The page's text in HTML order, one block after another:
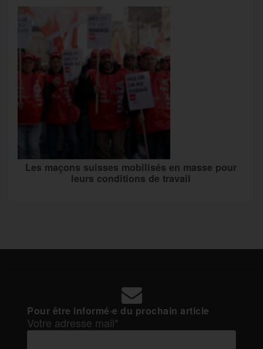
Les maçons suisses mobilisés en masse pour
leurs conditions de travail
Pour être informé·e du prochain article
Votre adresse mail*